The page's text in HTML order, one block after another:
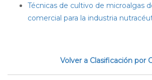
Técnicas de cultivo de microalgas
comercial para la industria
Volver a Clasificación por